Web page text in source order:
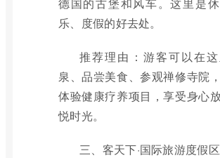
乐、度假的好去处。
推荐理由：游客可以在
泉、品尝美食、参观禅修寺院
体验健康疗养项目，享受身心
悦时光。
三、客天下·国际旅游度假区